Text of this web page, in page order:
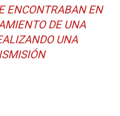
ENCONTRABAN EN
DE UNA
UNA